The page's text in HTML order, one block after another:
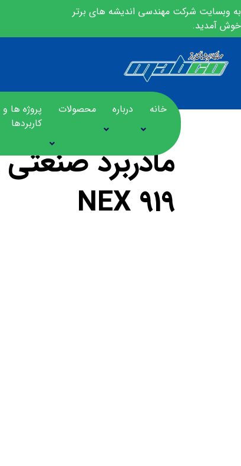
به وبسایت شرکت مهندسی اندیشه های برتر
خوش آمدید.
خانه درباره محصولات
پروژه ها و
کاربردها
NEX 919